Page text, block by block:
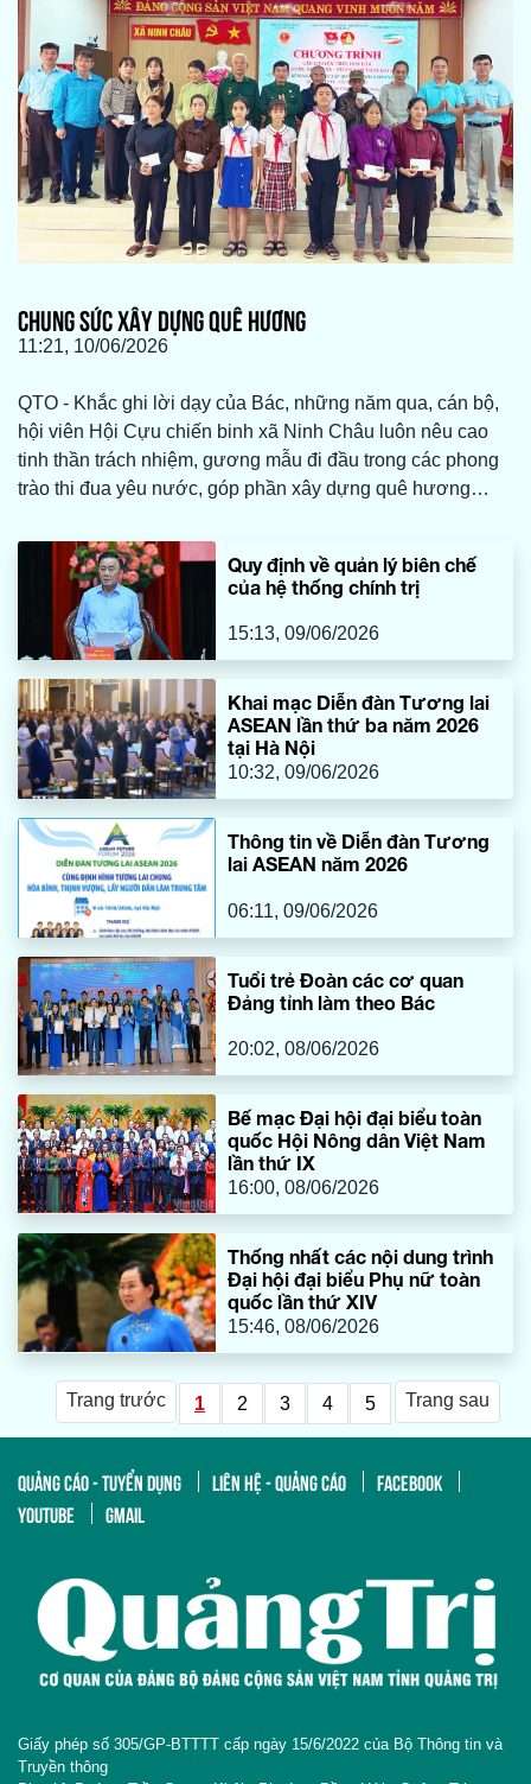
CHUNG SỨC XÂY DỰNG QUÊ HƯƠNG
11:21, 10/06/2026
QTO - Khắc ghi lời dạy của Bác, những năm qua, cán bộ,
hội viên Hội Cựu chiến binh xã Ninh Châu luôn nêu cao
tinh thần trách nhiệm, gương mẫu đi đầu trong các phong
trào thi đua yêu nước, góp phần xây dựng quê hương
Quy định về quản lý biên chế
của hệ thống chính trị
15:13, 09/06/2026
Khai mạc Diễn đàn Tương lai
ASEAN lần thứ ba năm 2026
tại Hà Nội
10:32, 09/06/2026
Thông tin về Diễn đàn Tương
lai ASEAN năm 2026
06:11, 09/06/2026
Tuổi trẻ Đoàn các cơ quan
Đảng tỉnh làm theo Bác
20:02, 08/06/2026
Bế mạc Đại hội đại biểu toàn
quốc Hội Nông dân Việt Nam
lần thứ IX
16:00, 08/06/2026
Thống nhất các nội dung trình
Đại hội đại biểu Phụ nữ toàn
quốc lần thứ XIV
15:46, 08/06/2026
Trang trước 1 2 3 4 5 Trang sau
QUẢNG CÁO - TUYỂN DỤNG LIÊN HỆ - QUẢNG CÁO
FACEBOOK
YOUTUBE
GMAIL
Giấy phép số 305/GP-BTTTT cấp ngày 15/6/2022 của Bộ Thông tin và
Truyền thông